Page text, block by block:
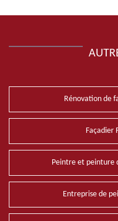
Rénovation de
Façadier
Peintre et peinture
Entreprise de